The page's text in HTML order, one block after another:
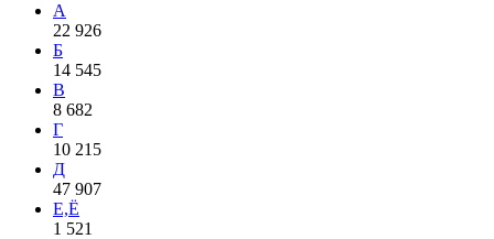
А
22 926
Б
14 545
В
8 682
Г
10 215
Д
47 907
Е,Ё
1 521